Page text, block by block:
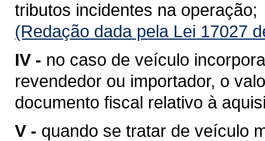
tributos incidentes na operação;
(Redação dada pela Lei 17027
IV - no caso de veículo
revendedor ou importador, o
documento fiscal relativo à
V - quando se tratar de veículo